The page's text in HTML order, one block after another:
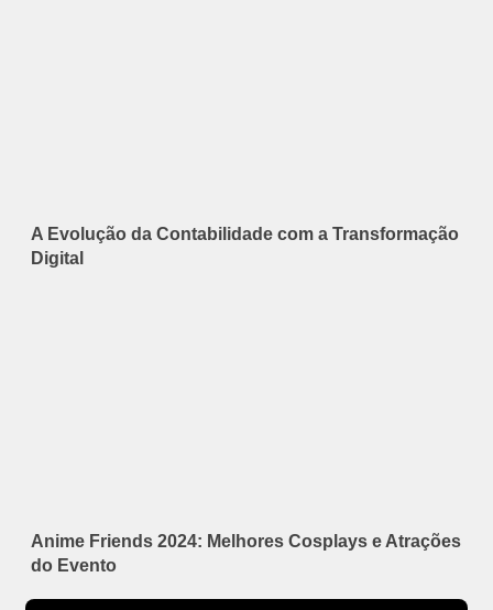
A Evolução da Contabilidade com a Transformação
Digital
Anime Friends 2024: Melhores Cosplays e Atrações
do Evento